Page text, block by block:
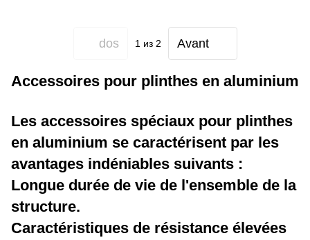
dos 1 из 2 Avant
Accessoires pour plinthes en aluminium
Les accessoires spéciaux pour plinthes
en aluminium se caractérisent par les
avantages indéniables suivants :
Longue durée de vie de l'ensemble de la
structure.
Caractéristiques de résistance élevées